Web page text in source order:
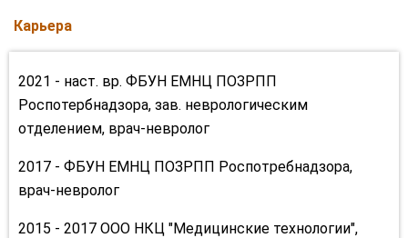
Карьера
2021 - наст. вр. ФБУН ЕМНЦ ПОЗРПП
Роспотербнадзора, зав. неврологическим
отделением, врач-невролог
2017 - ФБУН ЕМНЦ ПОЗРПП Роспотребнадзора,
врач-невролог
2015 - 2017 ООО НКЦ "Медицинские технологии",